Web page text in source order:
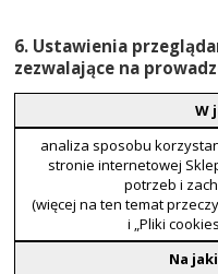
6. Ustawienia
zezwalające na
W
analiza sposobu
stronie internetowej
potrzeb i
(więcej na ten temat
i „Pliki
Na